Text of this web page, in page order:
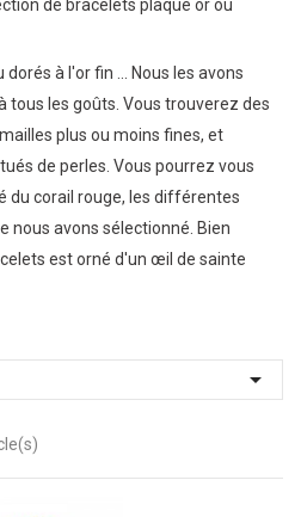
de bracelets plaqué or ou
à l'or fin ... Nous les avons
tous les goûts. Vous trouverez des
plus ou moins fines, et
de perles. Vous pourrez vous
du corail rouge, les différentes
nous avons sélectionné. Bien
est orné d'un œil de sainte
